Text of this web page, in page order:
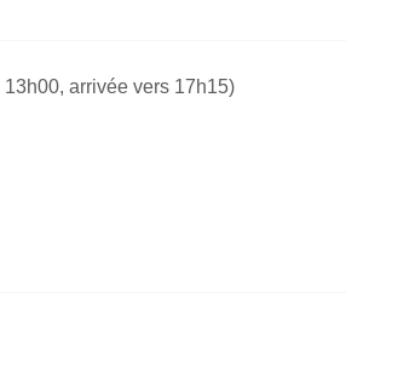
13h00, arrivée vers 17h15)